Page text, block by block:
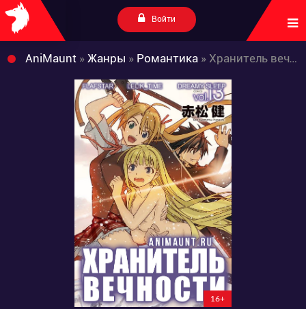
Войти
AniMaunt » Жанры » Романтика » Хранитель вечности: Волшебный! Учитель! Нэгима! 2
16+